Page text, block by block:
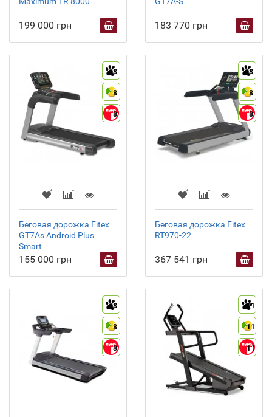
199 000 грн 183 770 грн
8
8
8
Беговая дорожка Fitex
GT7As Android Plus
Smart
155 000 грн
8
8
8
Беговая дорожка Fitex
RT970-22
367 541 грн
8
8
8
11
11
11